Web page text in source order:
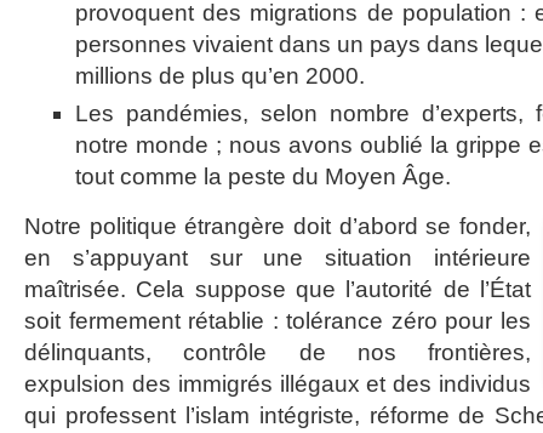
provoquent des migrations de population :
personnes vivaient dans un pays dans
millions de plus qu’en 2000.
Les pandémies, selon nombre d’experts,
notre monde ; nous avons oublié la grippe
tout comme la peste du Moyen Âge.
Notre politique étrangère doit d’abord se fonder,
en s’appuyant sur une situation intérieure
maîtrisée. Cela suppose que l’autorité de l’État
soit fermement rétablie : tolérance zéro pour les
délinquants, contrôle de nos frontières,
expulsion des immigrés illégaux et des individus
qui professent l’islam intégriste, réforme de